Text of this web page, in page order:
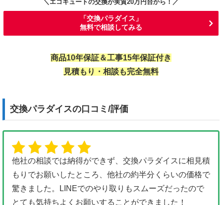
＼エコキュートの交換が実質20万円台から！ ／
「交換パラダイス」
無料で相談してみる
商品10年保証＆工事15年保証付き
見積もり・相談も完全無料
交換パラダイスの口コミ/評価
他社の相談では納得ができず、交換パラダイスに相見積
もりでお願いしたところ、他社の約半分くらいの価格で
驚きました。LINEでのやり取りもスムーズだったので
とても気持ちよくお願いすることができました！